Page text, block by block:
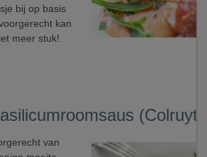
bij op basis
kan
meer stuk!
(Colruyt)
van